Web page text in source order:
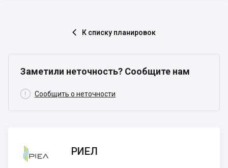
 К списку планировок
Заметили неточность? Сообщите нам
 Сообщить о неточности
РИЕЛ
РИЕЛ